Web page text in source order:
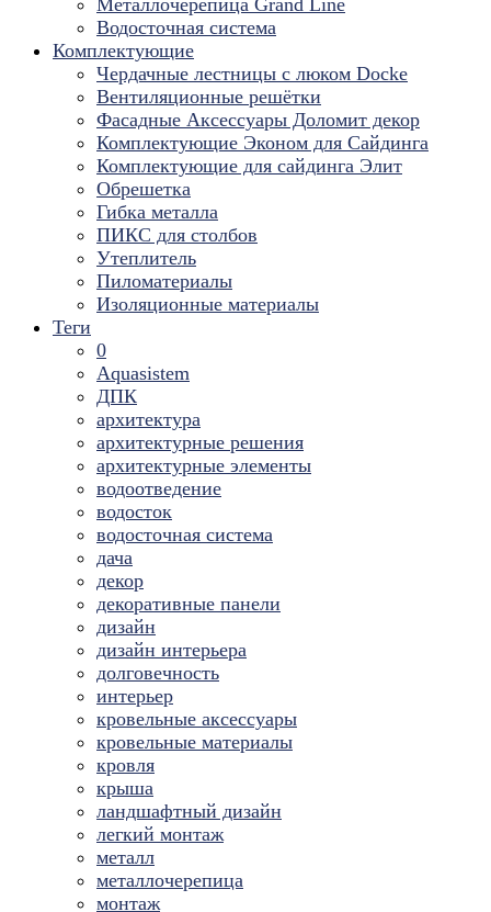
Металлочерепица Grand Line
Водосточная система
Комплектующие
Чердачные лестницы с люком Docke
Вентиляционные решётки
Фасадные Аксессуары Доломит декор
Комплектующие Эконом для Сайдинга
Комплектующие для cайдинга Элит
Обрешетка
Гибка металла
ПИКС для столбов
Утеплитель
Пиломатериалы
Изоляционные материалы
Теги
0
Aquasistem
ДПК
архитектура
архитектурные решения
архитектурные элементы
водоотведение
водосток
водосточная система
дача
декор
декоративные панели
дизайн
дизайн интерьера
долговечность
интерьер
кровельные аксессуары
кровельные материалы
кровля
крыша
ландшафтный дизайн
легкий монтаж
металл
металлочерепица
монтаж